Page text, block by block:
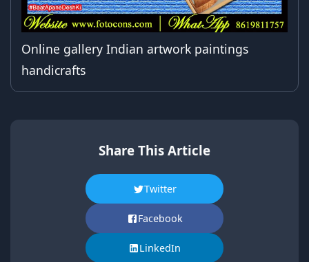
Online gallery Indian artwork paintings
handicrafts
Share This Article
Twitter
Facebook
LinkedIn